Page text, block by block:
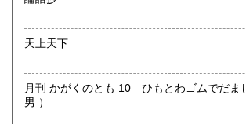
カルチャー、古書一般（その他）
天上天下
月刊 かがくのとも 10 ひもとわゴムでだましっこ （
男 ）